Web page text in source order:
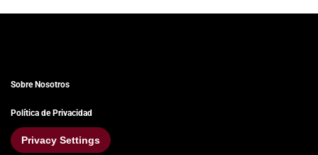
Sobre Nosotros
Política de Privacidad
Privacy Settings